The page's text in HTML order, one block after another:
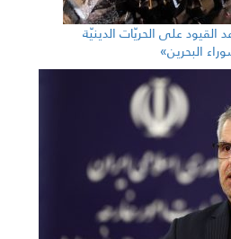
على الحريّات الدينيّة